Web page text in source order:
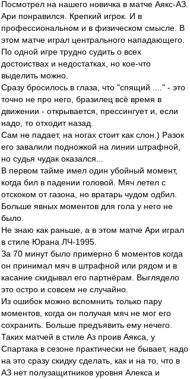
Посмотрел на нашего новичка в матче Аякс-АЗ.
Ари понравился. Крепкий игрок. И в
профессиональном и в физическом смысле. В
этом матче играл центрального нападающего.
По одной игре трудно судить о всех
достоиствах и недостатках, но кое-что
выделить можно.
Сразу бросилось в глаза, что "спящий ...." - это
точно не про него, бразилец всё время в
движении - открывается, прессингует и, если
надо, то отходит назад.
Сам не падает, на ногах стоит как слон.) Разок
его завалили подножкой на линии штрафной,
но судья чудак оказался...
В первом тайме имел один убойный момент,
когда бил в падении головой. Мяч летел с
отскоком от газона, но вратарь чудом одбил.
Больше явных моментов для гола у него не
было.
Не знаю как раньше, а в этом матче Ари играл
в стиле Юрана ЛЧ-1995.
За 70 минут было примерно 6 моментов когда
он принимал мяч в штрафной или рядом и в
касание скидывал его партнёрам. Выглядело
это остро и совсем не случайно.
Из ошибок можно вспомнить только пару
моментов, когда он получая мяч не мог его
сохранить. Больше предъявить ему нечего.
Таких матчей в стиле Аз проив Аякса, у
Спартака в сезоне практически не бывает, надо
на это сразу скидку сделать, как и на то, что в
АЗ нет полузащитников уровня Алекса и